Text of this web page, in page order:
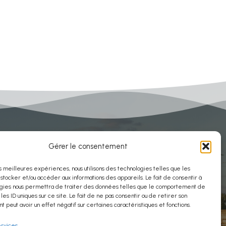
Gérer le consentement
meilleures expériences, nous utilisons des technologies telles que les
et/ou accéder aux informations des appareils. Le fait de consentir à
nous permettra de traiter des données telles que le comportement de
les ID uniques sur ce site. Le fait de ne pas consentir ou de retirer son
peut avoir un effet négatif sur certaines caractéristiques et fonctions.
secretariat@cptso.fr